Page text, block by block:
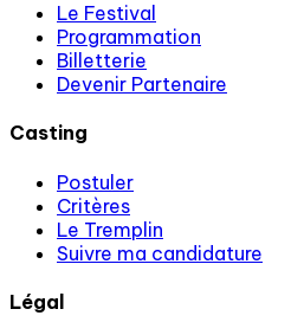
Le Festival
Programmation
Billetterie
Devenir Partenaire
Casting
Postuler
Critères
Le Tremplin
Suivre ma candidature
Légal